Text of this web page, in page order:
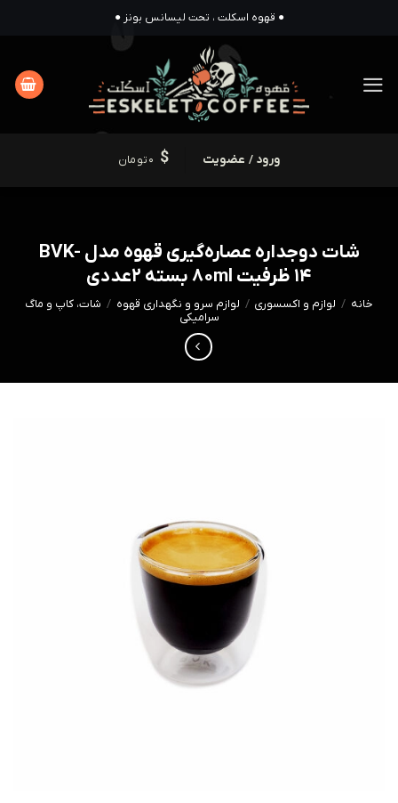
● قهوه اسکلت ، تحت لیسانس بونز ●
ورود / عضویت 0تومان
شات دوجداره عصاره‌گیری قهوه مدل BVK-
14 ظرفیت 80ml بسته 2عددی
خانه / لوازم و اکسسوری / لوازم سرو و نگهداری قهوه / شات، کاپ و ماگ
سرامیکی